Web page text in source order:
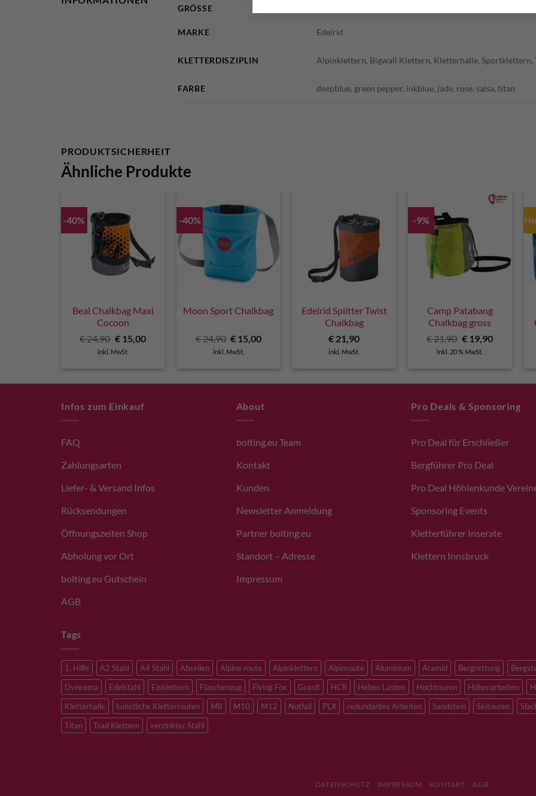
GRÖSSE
MARKE Edelrid
KLETTERDISZIPLIN Alpinklettern, Bigwall Klettern, Kletterhalle, Sportklettern,
FARBE deepblue, green pepper, inkblue, jade, rose, salsa, titan
PRODUKTSICHERHEIT
Ähnliche Produkte
-40%
Beal Chalkbag Maxi
Cocoon
€24,90 Ursprünglicher
Preis
war:
€ 15,00Aktueller
inkl. MwSt.
-40%
Moon Sport Chalkbag
€24,90 Ursprünglicher
Preis
war:
€ 15,00Aktueller
inkl. MwSt.
Edelrid Splitter Twist
Chalkbag
€ 21,90
inkl. MwSt.
-9%
Camp Patabang
Chalkbag gross
€21,90 Ursprünglicher
Preis
war:
€ 19,90Aktueller
inkl. 20 % MwSt.
Infos zum Einkauf
FAQ
Zahlungsarten
Liefer- & Versand Infos
Rücksendungen
Öffnungszeiten Shop
Abholung vor Ort
bolting.eu Gutschein
AGB
About
bolting.eu Team
Kontakt
Kunden
Newsletter Anmeldung
Partner bolting.eu
Standort – Adresse
Impressum
Pro Deals & Sponsoring
Pro Deal für Erschließer
Bergführer Pro Deal
Pro Deal Höhlenkunde
Sponsoring Events
Kletterführer Inserate
Klettern Innsbruck
Tags
1. Hilfe A2 Stahl A4 Stahl Abseilen Alpine route Alpinklettern Alpinroute Aluminium Aramid Bergrettung
Dyneema
Edelstahl Eisklettern Flaschenzug Flying Fox Granit HCR Heben Lasten Hochtouren Höhenarbeiten
Kletterhalle
künstliche Kletterrouten M8 M10 M12 Notfall PLX redundantes Arbeiten Sandstein Skitouren
Titan
Trad Klettern verzinkter Stahl
DATENSCHUTZ IMPRESSUM KONTAKT AGB